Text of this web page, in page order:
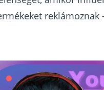
reklámoznak